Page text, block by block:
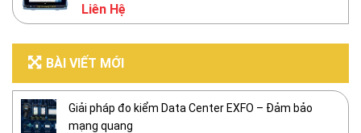
Liên Hệ
BÀI VIẾT MỚI
Giải pháp đo kiểm Data Center EXFO – Đảm bảo
mạng quang